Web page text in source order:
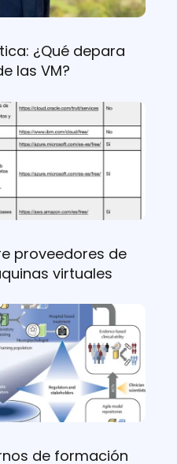
¿Qué depara
las VM?
proveedores de
virtuales
de formación